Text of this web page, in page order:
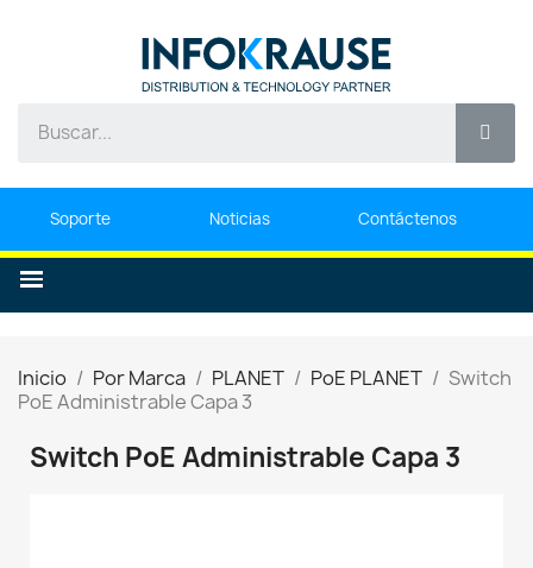
Soporte Noticias Contáctenos
Inicio Por Marca PLANET PoE PLANET
Switch
PoE Administrable Capa 3
Switch PoE Administrable Capa 3